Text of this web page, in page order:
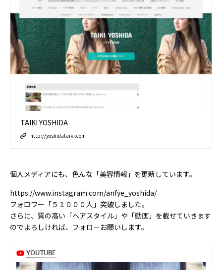
TAIKI YOSHIDA
http://yoshidataiki.com
個人メディアにも、色んな「美容情報」を更新しています。
https://www.instagram.com/anfye_yoshida/
フォロワー「５１０００人」突破しました。
さらに、質の高い「ヘアスタイル」や「動画」を載せていきます
のでよろしければ、フォローお願いします。